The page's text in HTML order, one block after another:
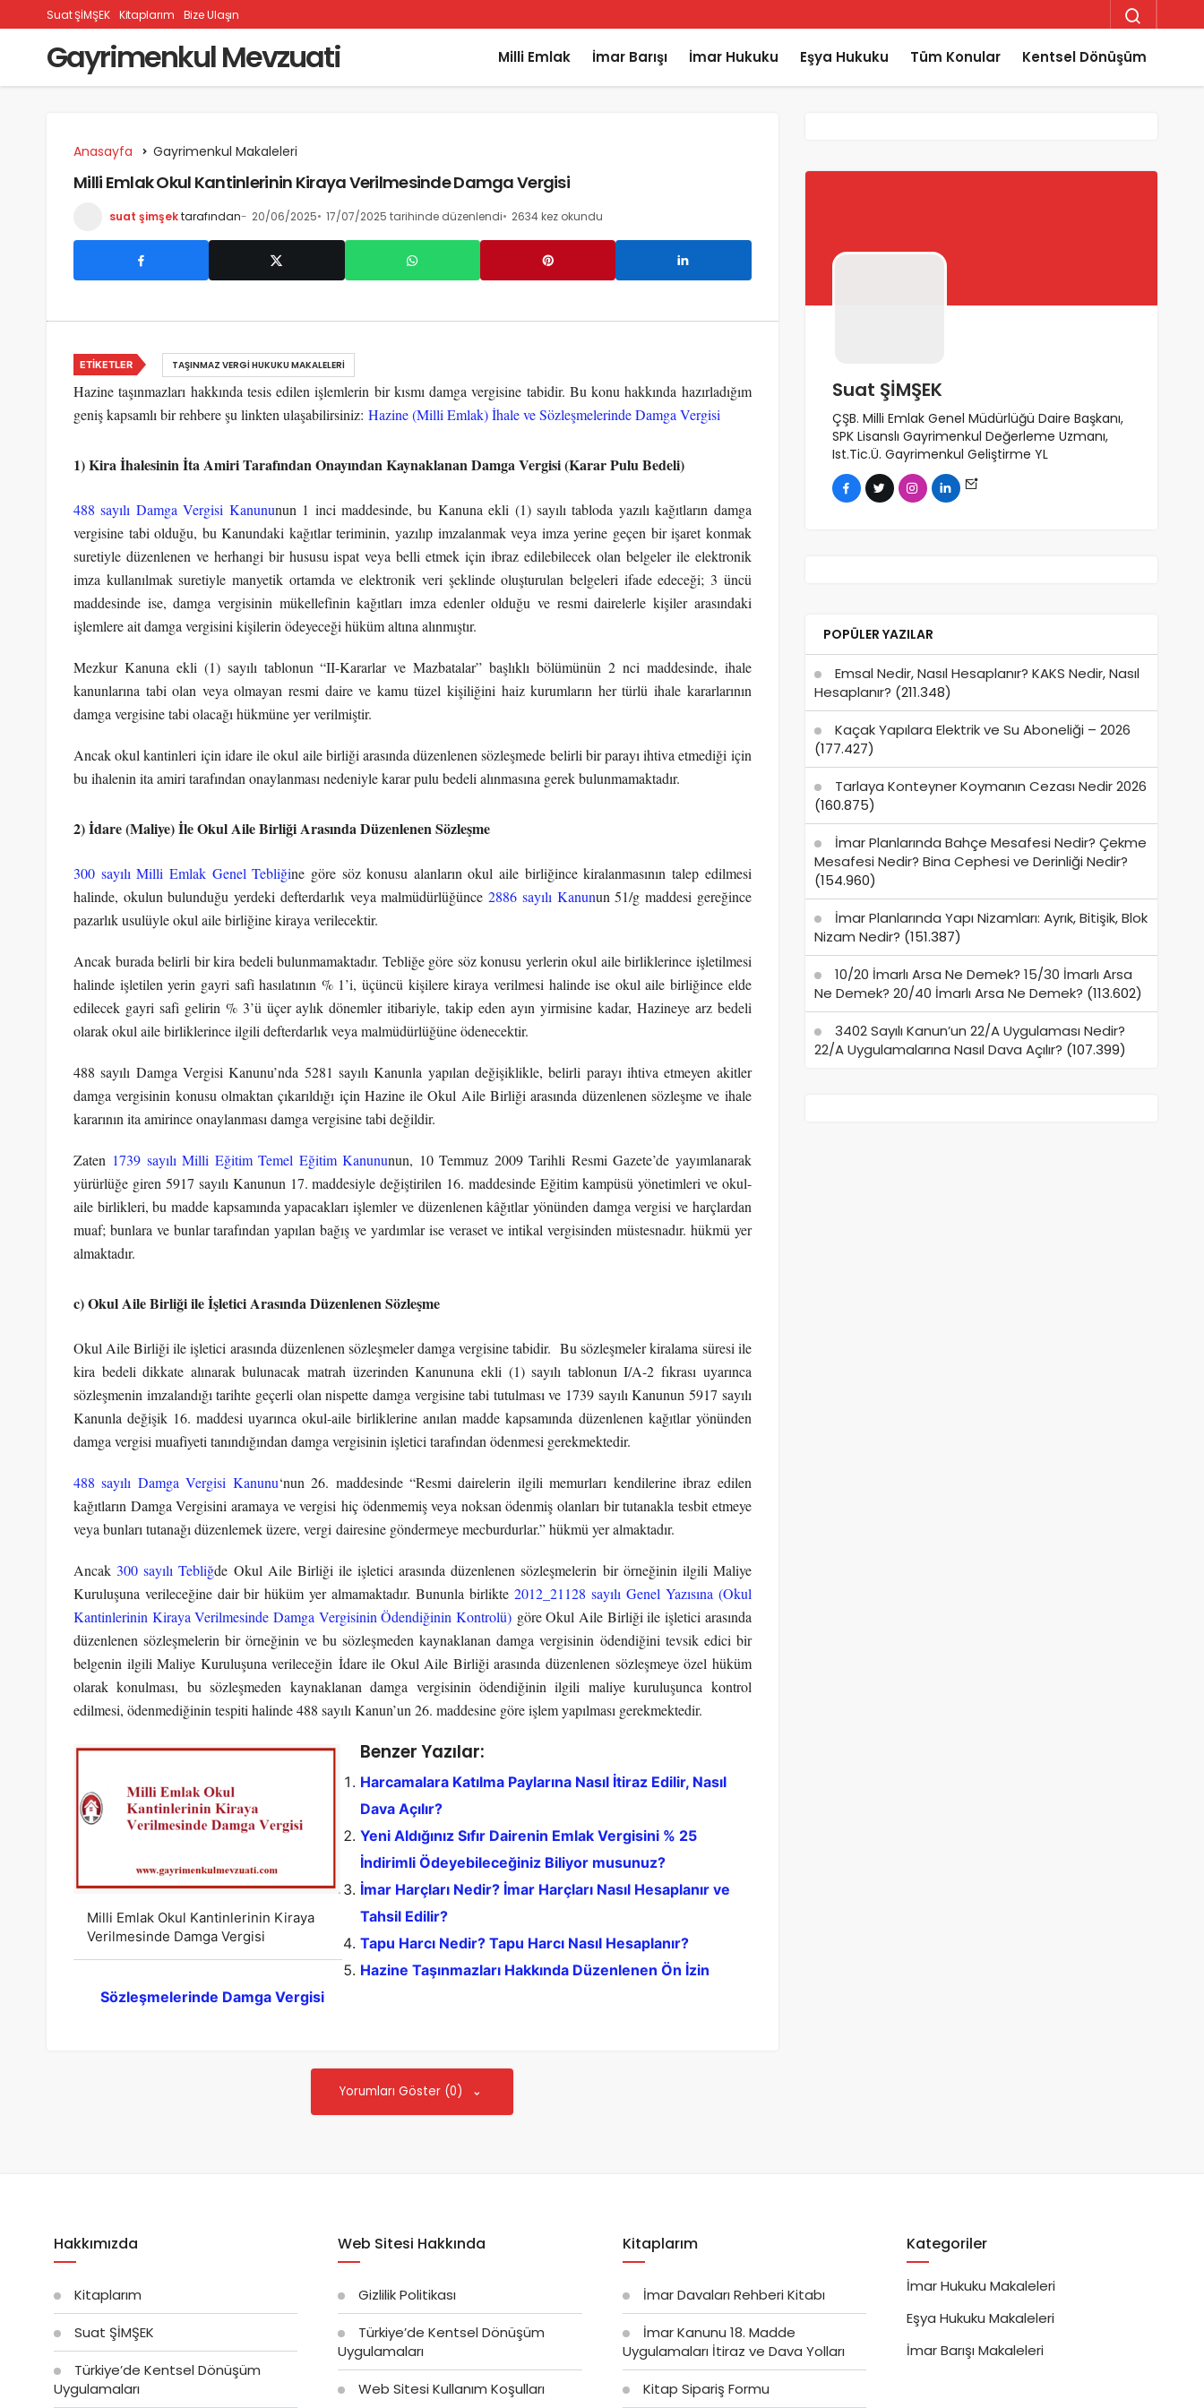
Suat ŞİMŞEK Kitaplarım Bize Ulaşın
Gayrimenkul Mevzuati Milli Emlak İmar Barışı İmar Hukuku Eşya Hukuku Tüm Konular Kentsel Dönüşüm
Anasayfa Gayrimenkul Makaleleri
Milli Emlak Okul Kantinlerinin Kiraya Verilmesinde Damga Vergisi
suat şimşektarafından 20/06/2025 17/07/2025 tarihinde düzenlendi 2634 kez okundu
Hazine taşınmazları hakkında tesis edilen işlemlerin bir kısmı damga vergisine tabidir. Bu konu hakkında hazırladığım
geniş kapsamlı bir rehbere şu linkten ulaşabilirsiniz: Hazine (Milli Emlak) İhale ve Sözleşmelerinde Damga Vergisi
1) Kira İhalesinin İta Amiri Tarafından Onayından Kaynaklanan Damga Vergisi (Karar Pulu Bedeli)
488 sayılı Damga Vergisi Kanununun 1 inci maddesinde, bu Kanuna ekli (1) sayılı tabloda yazılı kağıtların damga
vergisine tabi olduğu, bu Kanundaki kağıtlar teriminin, yazılıp imzalanmak veya imza yerine geçen bir işaret konmak
suretiyle düzenlenen ve herhangi bir hususu ispat veya belli etmek için ibraz edilebilecek olan belgeler ile elektronik
imza kullanılmak suretiyle manyetik ortamda ve elektronik veri şeklinde oluşturulan belgeleri ifade edeceği; 3 üncü
maddesinde ise, damga vergisinin mükellefinin kağıtları imza edenler olduğu ve resmi dairelerle kişiler arasındaki
işlemlere ait damga vergisini kişilerin ödeyeceği hüküm altına alınmıştır.
Mezkur Kanuna ekli (1) sayılı tablonun “II-Kararlar ve Mazbatalar” başlıklı bölümünün 2 nci maddesinde, ihale
kanunlarına tabi olan veya olmayan resmi daire ve kamu tüzel kişiliğini haiz kurumların her türlü ihale kararlarının
damga vergisine tabi olacağı hükmüne yer verilmiştir.
Ancak okul kantinleri için idare ile okul aile birliği arasında düzenlenen sözleşmede belirli bir parayı ihtiva etmediği için
bu ihalenin ita amiri tarafından onaylanması nedeniyle karar pulu bedeli alınmasına gerek bulunmamaktadır.
2) İdare (Maliye) İle Okul Aile Birliği Arasında Düzenlenen Sözleşme
300 sayılı Milli Emlak Genel Tebliğine göre söz konusu alanların okul aile birliğince kiralanmasının talep edilmesi
halinde, okulun bulunduğu yerdeki defterdarlık veya malmüdürlüğünce2886 sayılı Kanunun 51/g maddesi gereğince
pazarlık usulüyle okul aile birliğine kiraya verilecektir.
Ancak burada belirli bir kira bedeli bulunmamaktadır. Tebliğe göre söz konusu yerlerin okul aile birliklerince işletilmesi
halinde işletilen yerin gayri safi hasılatının % 1’i, üçüncü kişilere kiraya verilmesi halinde ise okul aile birliğince elde
edilecek gayri safi gelirin % 3’ü üçer aylık dönemler itibariyle, takip eden ayın yirmisine kadar, Hazineye arz bedeli
olarak okul aile birliklerince ilgili defterdarlık veya malmüdürlüğüne ödenecektir.
488 sayılı Damga Vergisi Kanunu’nda 5281 sayılı Kanunla yapılan değişiklikle, belirli parayı ihtiva etmeyen akitler
damga vergisinin konusu olmaktan çıkarıldığı için Hazine ile Okul Aile Birliği arasında düzenlenen sözleşme ve ihale
kararının ita amirince onaylanması damga vergisine tabi değildir.
Zaten 1739 sayılı Milli Eğitim Temel Eğitim Kanununun, 10 Temmuz 2009 Tarihli Resmi Gazete’de yayımlanarak
yürürlüğe giren 5917 sayılı Kanunun 17. maddesiyle değiştirilen 16. maddesinde Eğitim kampüsü yönetimleri ve okul-
aile birlikleri, bu madde kapsamında yapacakları işlemler ve düzenlenen kâğıtlar yönünden damga vergisi ve harçlardan
muaf; bunlara ve bunlar tarafından yapılan bağış ve yardımlar ise veraset ve intikal vergisinden müstesnadır. hükmü yer
almaktadır.
c) Okul Aile Birliği ile İşletici Arasında Düzenlenen Sözleşme
Okul Aile Birliği ile işletici arasında düzenlenen sözleşmeler damga vergisine tabidir. Bu sözleşmeler kiralama süresi ile
kira bedeli dikkate alınarak bulunacak matrah üzerinden Kanununa ekli (1) sayılı tablonun I/A-2 fıkrası uyarınca
sözleşmenin imzalandığı tarihte geçerli olan nispette damga vergisine tabi tutulması ve 1739 sayılı Kanunun 5917 sayılı
Kanunla değişik 16. maddesi uyarınca okul-aile birliklerine anılan madde kapsamında düzenlenen kağıtlar yönünden
damga vergisi muafiyeti tanındığından damga vergisinin işletici tarafından ödenmesi gerekmektedir.
488 sayılı Damga Vergisi Kanunu‘nun 26. maddesinde “Resmi dairelerin ilgili memurları kendilerine ibraz edilen
kağıtların Damga Vergisini aramaya ve vergisi hiç ödenmemiş veya noksan ödenmiş olanları bir tutanakla tesbit etmeye
veya bunları tutanağı düzenlemek üzere, vergi dairesine göndermeye mecburdurlar.” hükmü yer almaktadır.
Ancak 300 sayılı Tebliğde Okul Aile Birliği ile işletici arasında düzenlenen sözleşmelerin bir örneğinin ilgili Maliye
Kuruluşuna verileceğine dair bir hüküm yer almamaktadır. Bununla birlikte2012_21128 sayılı Genel Yazısına (Okul
Kantinlerinin Kiraya Verilmesinde Damga Vergisinin Ödendiğinin Kontrolü) göre Okul Aile Birliği ile işletici arasında
düzenlenen sözleşmelerin bir örneğinin ve bu sözleşmeden kaynaklanan damga vergisinin ödendiğini tevsik edici bir
belgenin ilgili Maliye Kuruluşuna verileceğin İdare ile Okul Aile Birliği arasında düzenlenen sözleşmeye özel hüküm
olarak konulması, bu sözleşmeden kaynaklanan damga vergisinin ödendiğinin ilgili maliye kuruluşunca kontrol
edilmesi, ödenmediğinin tespiti halinde 488 sayılı Kanun’un 26. maddesine göre işlem yapılması gerekmektedir.
Milli Emlak Okul Kantinlerinin Kiraya
Verilmesinde Damga Vergisi
Benzer Yazılar:
Harcamalara Katılma Paylarına Nasıl İtiraz Edilir, Nasıl
Dava Açılır?
Yeni Aldığınız Sıfır Dairenin Emlak Vergisini % 25
İndirimli Ödeyebileceğiniz Biliyor musunuz?
İmar Harçları Nedir? İmar Harçları Nasıl Hesaplanır ve
Tahsil Edilir?
Tapu Harcı Nedir? Tapu Harcı Nasıl Hesaplanır?
Hazine Taşınmazları Hakkında Düzenlenen Ön İzin
Sözleşmelerinde Damga Vergisi
ETIKETLER TAŞINMAZ VERGI HUKUKU MAKALELERI
Yorumları Göster (0)
Suat ŞİMŞEK
ÇŞB. Milli Emlak Genel Müdürlüğü Daire Başkanı,
SPK Lisanslı Gayrimenkul Değerleme Uzmanı,
Ist.Tic.Ü. Gayrimenkul Geliştirme YL
POPÜLER YAZILAR
Emsal Nedir, Nasıl Hesaplanır? KAKS Nedir, Nasıl
Hesaplanır? (211.348)
Kaçak Yapılara Elektrik ve Su Aboneliği – 2026
(177.427)
Tarlaya Konteyner Koymanın Cezası Nedir 2026
(160.875)
İmar Planlarında Bahçe Mesafesi Nedir? Çekme
Mesafesi Nedir? Bina Cephesi ve Derinliği Nedir?
(154.960)
İmar Planlarında Yapı Nizamları: Ayrık, Bitişik, Blok
Nizam Nedir? (151.387)
10/20 İmarlı Arsa Ne Demek? 15/30 İmarlı Arsa
Ne Demek? 20/40 İmarlı Arsa Ne Demek? (113.602)
3402 Sayılı Kanun’un 22/A Uygulaması Nedir?
22/A Uygulamalarına Nasıl Dava Açılır? (107.399)
Hakkımızda
Kitaplarım
Suat ŞİMŞEK
Türkiye’de Kentsel Dönüşüm
Uygulamaları
Web Sitesi Hakkında
Gizlilik Politikası
Türkiye’de Kentsel Dönüşüm
Uygulamaları
Web Sitesi Kullanım Koşulları
Kitaplarım
İmar Davaları Rehberi Kitabı
İmar Kanunu 18. Madde
Uygulamaları İtiraz ve Dava Yolları
Kitap Sipariş Formu
Kategoriler
İmar Hukuku Makaleleri
Eşya Hukuku Makaleleri
İmar Barışı Makaleleri